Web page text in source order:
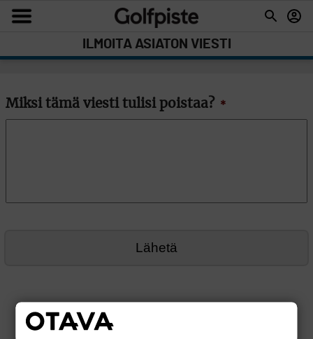
ILMOITA ASIATON VIESTI
Miksi tämä viesti tulisi poistaa? *